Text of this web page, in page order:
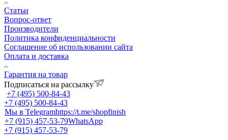
Статьи
Вопрос-ответ
Производители
Политика конфиденциальности
Соглашение об использовании сайта
Оплата и доставка
Гарантия на товар
Подписаться на рассылку
+7 (495) 500-84-43
+7 (495) 500-84-43
Мы в Telegramhttps://t.me/shopfinish
+7 (915) 457-53-79WhatsApp
+7 (915) 457-53-79